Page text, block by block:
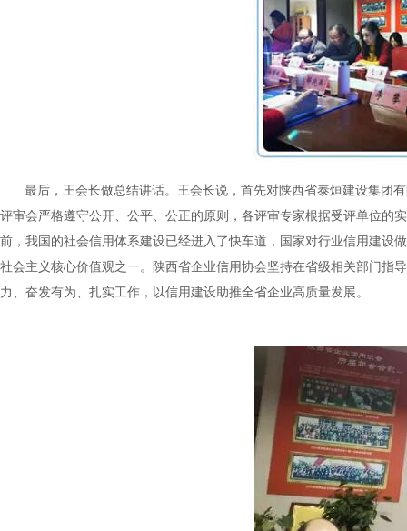
最后，王会长做总结讲话。王会长说，首先对陕西省泰烜建设集团
评审会严格遵守公开、公平、公正的原则，各评审专家根据受评单位的
前，我国的社会信用体系建设已经进入了快车道，国家对行业信用建设
社会主义核心价值观之一。陕西省企业信用协会坚持在省级相关部门指
力、奋发有为、扎实工作，以信用建设助推全省企业高质量发展。